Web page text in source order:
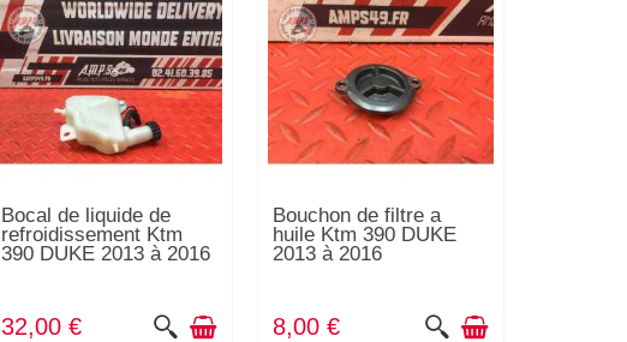
Bocal de liquide de
refroidissement Ktm
390 DUKE 2013 à 2016
32,00 €
Bouchon de filtre a
huile Ktm 390 DUKE
2013 à 2016
8,00 €